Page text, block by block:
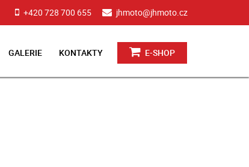
+420 728 700 655 jhmoto@jhmoto.cz
GALERIE KONTAKTY E-SHOP